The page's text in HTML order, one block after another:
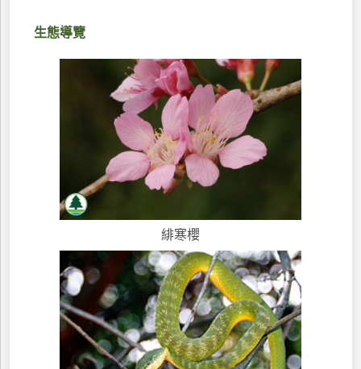
生態導覽
緋寒櫻